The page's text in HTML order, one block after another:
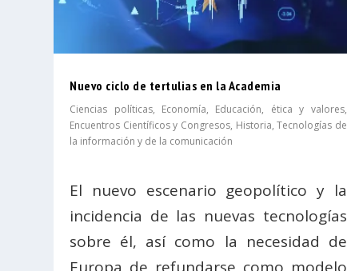
Nuevo ciclo de tertulias en la Academia
Ciencias políticas, Economía, Educación, ética y valores,
Encuentros Científicos y Congresos, Historia,Tecnologías de
la información y de la comunicación
El nuevo escenario geopolítico y la
incidencia de las nuevas tecnologías
sobre él, así como la necesidad de
Europa de refundarse como modelo